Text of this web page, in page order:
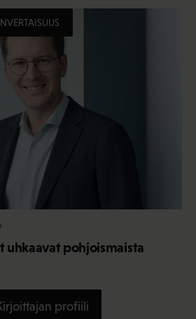
uhkaavat pohjoismaista
profiili